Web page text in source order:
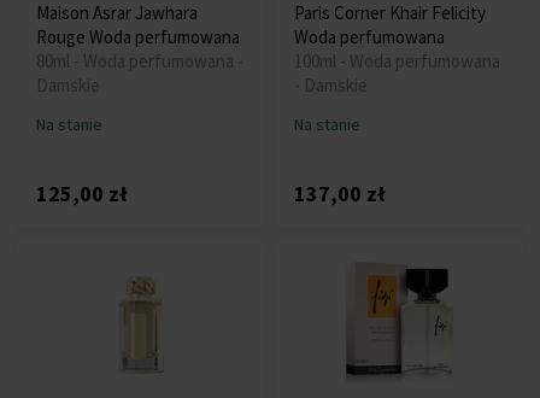
Maison Asrar Jawhara
Rouge Woda perfumowana
80ml - Woda perfumowana -
Damskie
Na stanie
125,00 zł
Paris Corner Khair Felicity
Woda perfumowana
100ml - Woda perfumowana
- Damskie
Na stanie
137,00 zł